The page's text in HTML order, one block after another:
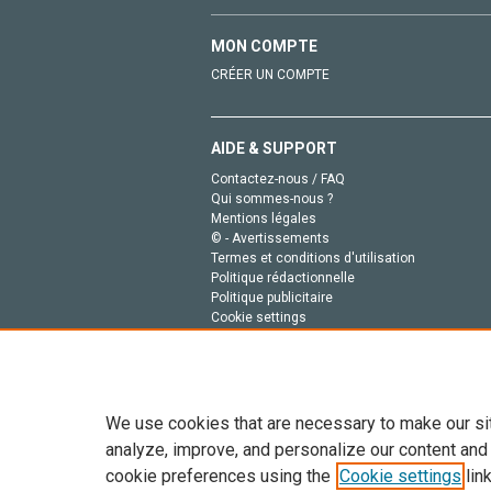
MON COMPTE
CRÉER UN COMPTE
AIDE & SUPPORT
Contactez-nous / FAQ
Qui sommes-nous ?
Mentions légales
© - Avertissements
Termes et conditions d'utilisation
Politique rédactionnelle
Politique publicitaire
Cookie settings
Tout le contenu de ce site: Copyright © 2026
We use cookies that are necessary to make our
analyze, improve, and personalize our content
cookie preferences using the Cookie settings